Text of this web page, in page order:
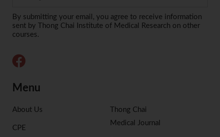
Alternative:
By submitting your email, you agree to receive information
sent by Thong Chai Institute of Medical Research on other
courses.
Menu
About Us
CPE
Thong Chai
Medical Journal